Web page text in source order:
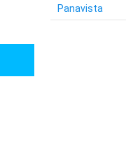
Panavista